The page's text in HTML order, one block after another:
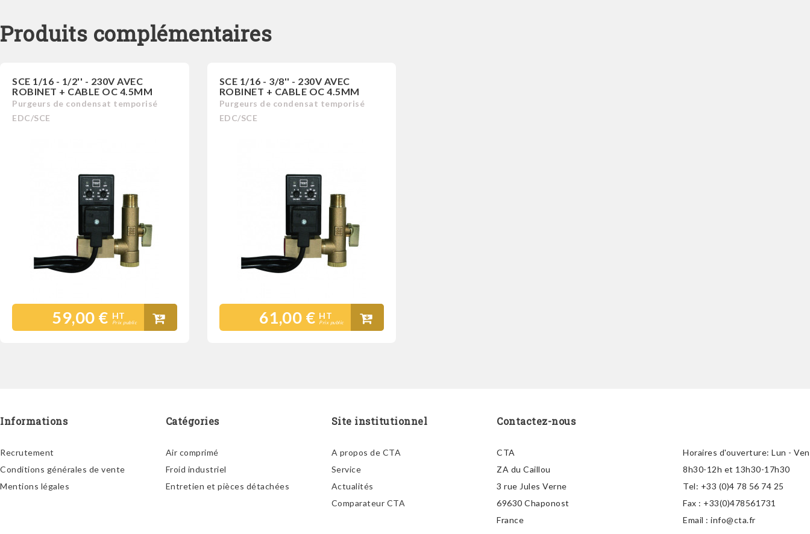
Produits complémentaires
SCE 1/16 - 1/2'' - 230V AVEC
ROBINET + CABLE OC 4.5MM
Purgeurs de condensat temporisé
EDC/SCE
59,00 € HT
Prix public
SCE 1/16 - 3/8'' - 230V AVEC
ROBINET + CABLE OC 4.5MM
Purgeurs de condensat temporisé
EDC/SCE
61,00 € HT
Prix public
Informations
Recrutement
Conditions générales de vente
Mentions légales
Catégories
Air comprimé
Froid industriel
Entretien et pièces détachées
Site institutionnel
A propos de CTA
Service
Actualités
Comparateur CTA
Contactez-nous
Horaires d'ouverture:Lun - Ven
8h30-12h et 13h30-17h30
Tel: +33 (0)4 78 56 74 25
Fax : +33(0)478561731
Email :info@cta.fr
CTA
ZA du Caillou
3 rue Jules Verne
69630 Chaponost
France